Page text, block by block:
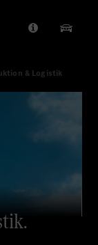
Anbieter/
& Logistik